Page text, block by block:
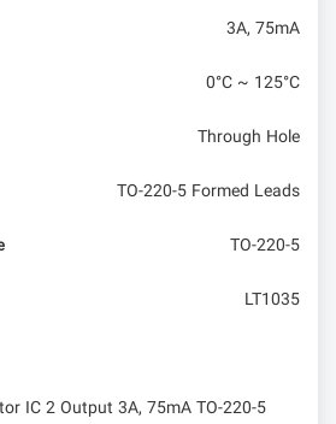
3A, 75mA
0°C ~ 125°C
Through Hole
TO-220-5 Formed Leads
TO-220-5
LT1035
IC 2 Output 3A, 75mA TO-220-5